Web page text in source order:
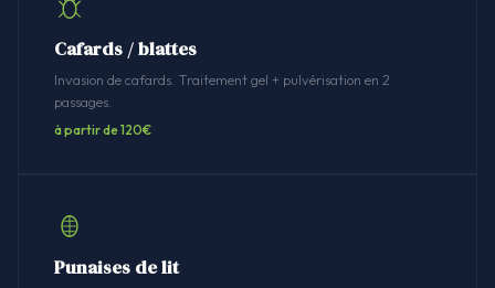
Cafards / blattes
Invasion de cafards. Traitement gel + pulvérisation en 2
passages.
à partir de 120€
Punaises de lit